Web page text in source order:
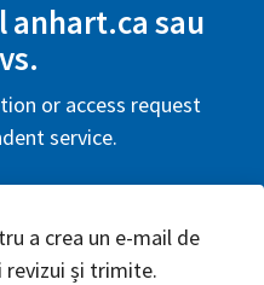
anhart.ca sau
or access request
service.
a crea un e-mail de
revizui și trimite.